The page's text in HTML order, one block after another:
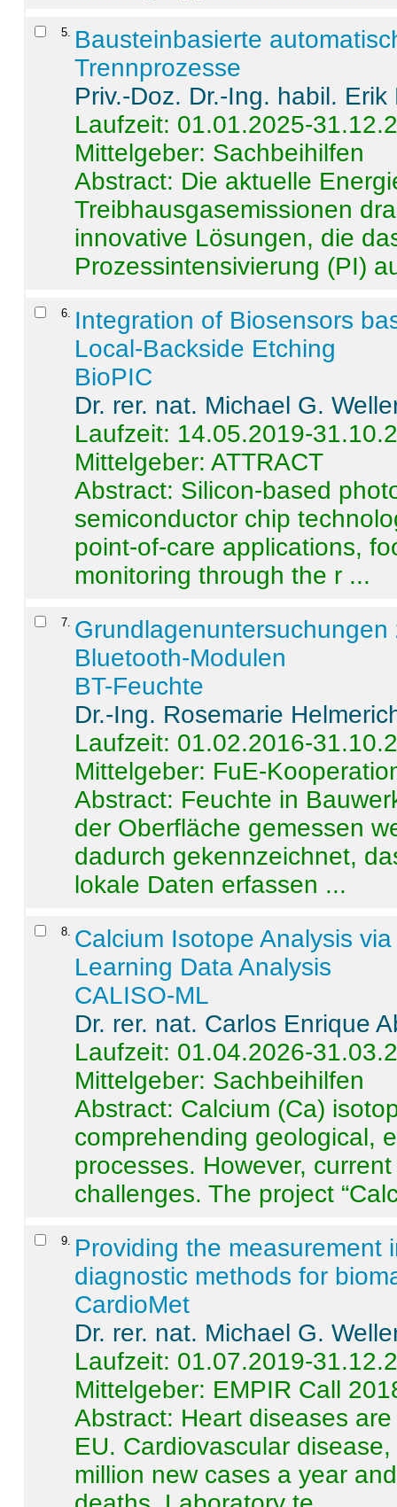
5
Bausteinbasierte
Trennprozesse
Priv.-Doz. Dr.-Ing. habil. Erik
Laufzeit: 01.01.2025-
Mittelgeber: Sachbeihilfen
Abstract: Die aktuelle
Treibhausgasemissionen
innovative Lösungen, die
Prozessintensivierung (PI)
6
Integration of Biosensors
Local-Backside Etching
BioPIC
Dr. rer. nat. Michael G.
Laufzeit: 14.05.2019-
Mittelgeber: ATTRACT
Abstract: Silicon-based
semiconductor chip
point-of-care applications,
monitoring through the r ...
7
Bluetooth-Modulen
BT-Feuchte
Dr.-Ing. Rosemarie
Laufzeit: 01.02.2016-
Mittelgeber: FuE-
Abstract: Feuchte in
der Oberfläche gemessen
dadurch gekennzeichnet,
lokale Daten erfassen ...
8 Calcium Isotope Analysis
Learning Data Analysis
CALISO-ML
Dr. rer. nat. Carlos Enrique
Laufzeit: 01.04.2026-
Mittelgeber: Sachbeihilfen
Abstract: Calcium (Ca)
comprehending geological,
processes. However,
challenges. The project
9
Providing the measurement
diagnostic methods for
CardioMet
Dr. rer. nat. Michael G.
Laufzeit: 01.07.2019-
Mittelgeber: EMPIR Call
Abstract: Heart diseases
EU. Cardiovascular
million new cases a year